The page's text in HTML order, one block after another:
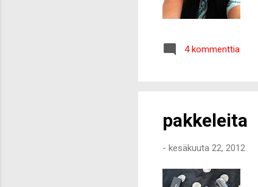
4 kommenttia
pakkeleita
- kesäkuuta 22, 2012